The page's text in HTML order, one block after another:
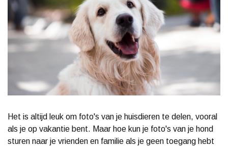
Het is altijd leuk om foto's van je huisdieren te delen, vooral
als je op vakantie bent. Maar hoe kun je foto's van je hond
sturen naar je vrienden en familie als je geen toegang hebt